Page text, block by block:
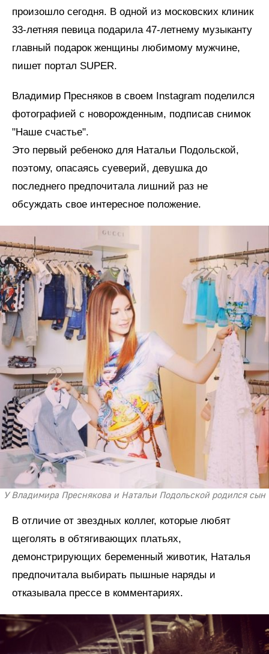
произошло сегодня. В одной из московских клиник
33-летняя певица подарила 47-летнему музыканту
главный подарок женщины любимому мужчине,
пишет портал SUPER.
Владимир Пресняков в своем Instagram поделился
фотографией с новорожденным, подписав снимок
"Наше счастье".
Это первый ребеноко для Натальи Подольской,
поэтому, опасаясь суеверий, девушка до
последнего предпочитала лишний раз не
обсуждать свое интересное положение.
У Владимира Преснякова и Натальи Подольской родился сын
В отличие от звездных коллег, которые любят
щеголять в обтягивающих платьях,
демонстрирующих беременный животик, Наталья
предпочитала выбирать пышные наряды и
отказывала прессе в комментариях.